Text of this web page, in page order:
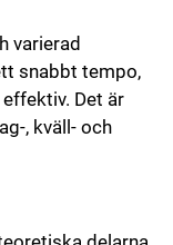
varierad
snabbt tempo,
Det är
, kväll- och